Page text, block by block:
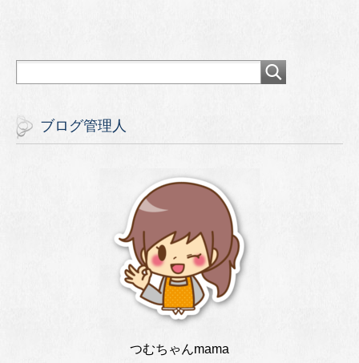
ブログ管理人
つむちゃんmama